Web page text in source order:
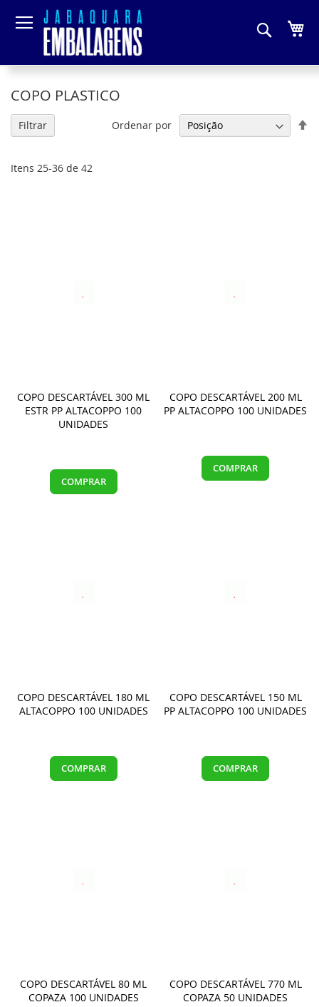
COPO PLASTICO
Itens 25-36 de 42
Ordenar por
COPO DESCARTÁVEL 300 ML
ESTR PP ALTACOPPO 100
UNIDADES
COMPRAR
COPO DESCARTÁVEL 200 ML
PP ALTACOPPO 100 UNIDADES
COMPRAR
COPO DESCARTÁVEL 180 ML
ALTACOPPO 100 UNIDADES
COMPRAR
COPO DESCARTÁVEL 150 ML
PP ALTACOPPO 100 UNIDADES
COMPRAR
COPO DESCARTÁVEL 80 ML
COPAZA 100 UNIDADES
COPO DESCARTÁVEL 770 ML
COPAZA 50 UNIDADES
Filtrar